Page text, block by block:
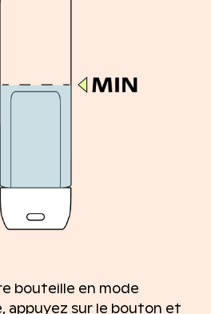
bouteille en mode
appuyez sur le bouton et